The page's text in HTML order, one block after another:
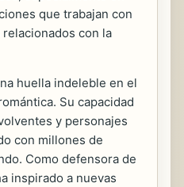
que trabajan con
con la
huella indeleble en el
Su capacidad
y personajes
con millones de
Como defensora de
inspirado a nuevas